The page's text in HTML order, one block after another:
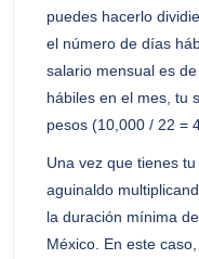
puedes hacerlo
el número de días
salario mensual es
hábiles en el mes, tu
pesos (10,000 / 22 =
Una vez que tienes
aguinaldo
la duración mínima
México. En este